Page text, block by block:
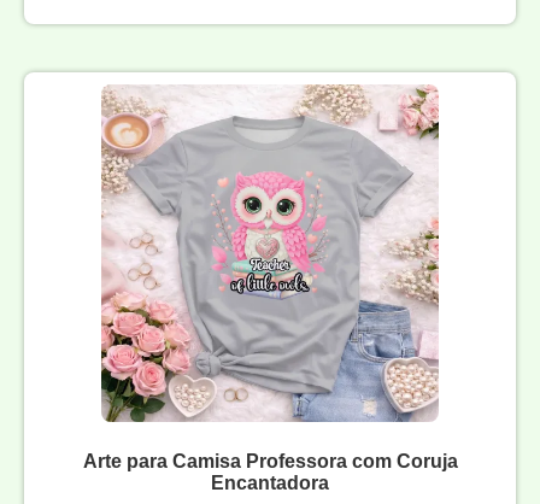
Arte para Camisa Professora com Coruja
Encantadora